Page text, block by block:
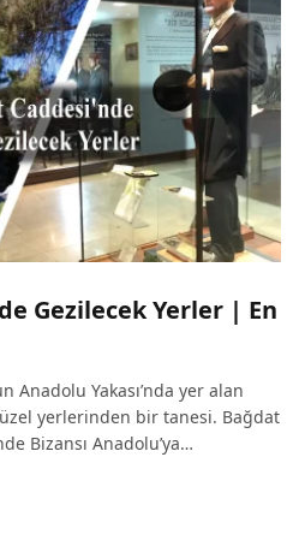
Gezilecek Yerler | En
Anadolu Yakası’nda yer alan
yerlerinden bir tanesi. Bağdat
Bizansı Anadolu’ya…